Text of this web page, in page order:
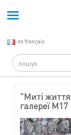
en français
Search
"Миті
галереї М17